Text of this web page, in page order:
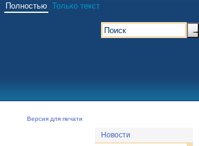
Полностью Только текст
→
Версия для печати
Новости